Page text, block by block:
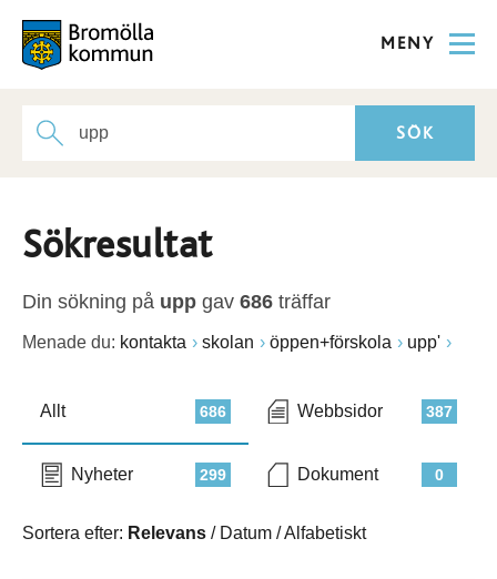
MENY
Sökresultat
Din sökning på upp gav 686 träffar
Menade du: kontakta skolan öppen+förskola upp'
686
Allt 387
Webbsidor
299
Nyheter 0
Dokument
Sortera efter: Relevans / Datum /Alfabetiskt